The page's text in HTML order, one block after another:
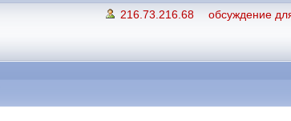
216.73.216.68 обсуждение